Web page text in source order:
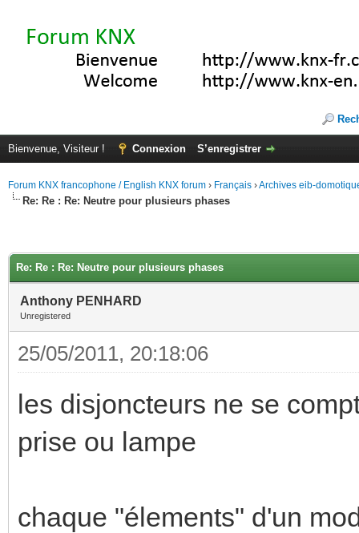
Bienvenue, Visiteur ! Connexion S’enregistrer
Forum KNX francophone / English KNX forum › Français ›Archives eib-
Re: Re : Re: Neutre pour plusieurs phases
Re: Re : Re: Neutre pour plusieurs phases
Anthony PENHARD
Unregistered
25/05/2011, 20:18:06
les disjoncteurs ne se
prise ou lampe
chaque "élements" d'un